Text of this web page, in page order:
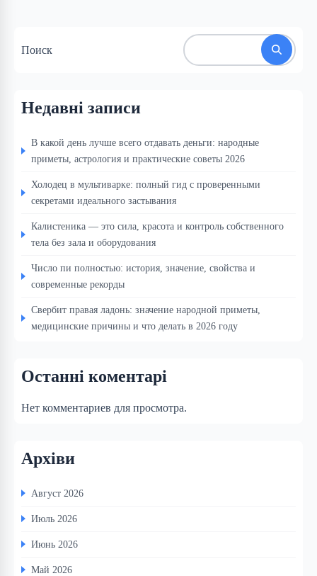
Поиск
Недавні записи
В какой день лучше всего отдавать деньги: народные
приметы, астрология и практические советы 2026
Холодец в мультиварке: полный гид с проверенными
секретами идеального застывания
Калистеника — это сила, красота и контроль собственного
тела без зала и оборудования
Число пи полностью: история, значение, свойства и
современные рекорды
Свербит правая ладонь: значение народной приметы,
медицинские причины и что делать в 2026 году
Останні коментарі
Нет комментариев для просмотра.
Архіви
Август 2026
Июль 2026
Июнь 2026
Май 2026